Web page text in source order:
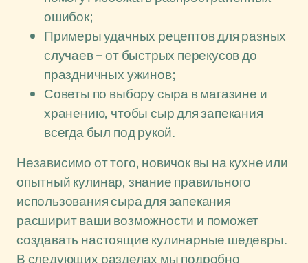
ошибок;
Примеры удачных рецептов для разных
случаев – от быстрых перекусов до
праздничных ужинов;
Советы по выбору сыра в магазине и
хранению, чтобы сыр для запекания
всегда был под рукой.
Независимо от того, новичок вы на кухне или
опытный кулинар, знание правильного
использования сыра для запекания
расширит ваши возможности и поможет
создавать настоящие кулинарные шедевры.
В следующих разделах мы подробно